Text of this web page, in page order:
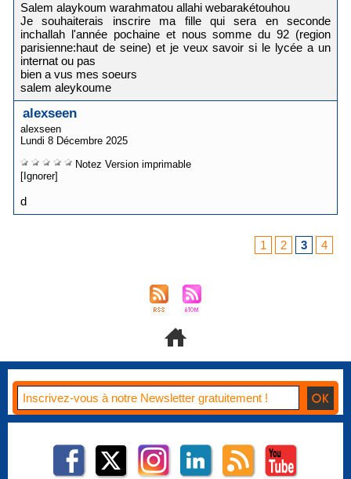
Salem alaykoum warahmatou allahi webarakétouhou
Je souhaiterais inscrire ma fille qui sera en seconde
inchallah l'année pochaine et nous somme du 92 (region
parisienne:haut de seine) et je veux savoir si le lycée a un
internat ou pas
bien a vus mes soeurs
salem aleykoume
alexseen
alexseen
Lundi 8 Décembre 2025
Notez Version imprimable
[Ignorer]
d
1 2 3 4